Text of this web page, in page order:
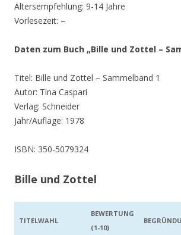
Altersempfehlung: 9-14 Jahre
Vorlesezeit: –
Daten zum Buch „Bille und Zottel –
Titel: Bille und Zottel – Sammelband 1
Autor: Tina Caspari
Verlag: Schneider
Jahr/Auflage: 1978
ISBN: 350-5079324
Bille und Zottel
TITELWAHL
BEWERTUNG
(1-10)